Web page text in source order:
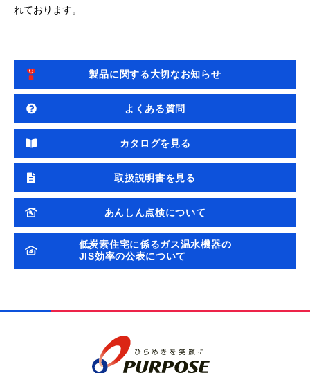
れております。
製品に関する大切なお知らせ
よくある質問
カタログを見る
取扱説明書を見る
あんしん点検について
低炭素住宅に係るガス温水機器の
JIS効率の公表について